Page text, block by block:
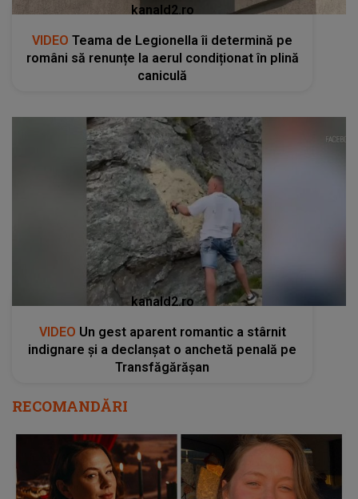
kanald2.ro
VIDEO Teama de Legionella îi determină pe
români să renunțe la aerul condiționat în plină
caniculă
kanald2.ro
VIDEO Un gest aparent romantic a stârnit
indignare și a declanșat o anchetă penală pe
Transfăgărășan
RECOMANDĂRI